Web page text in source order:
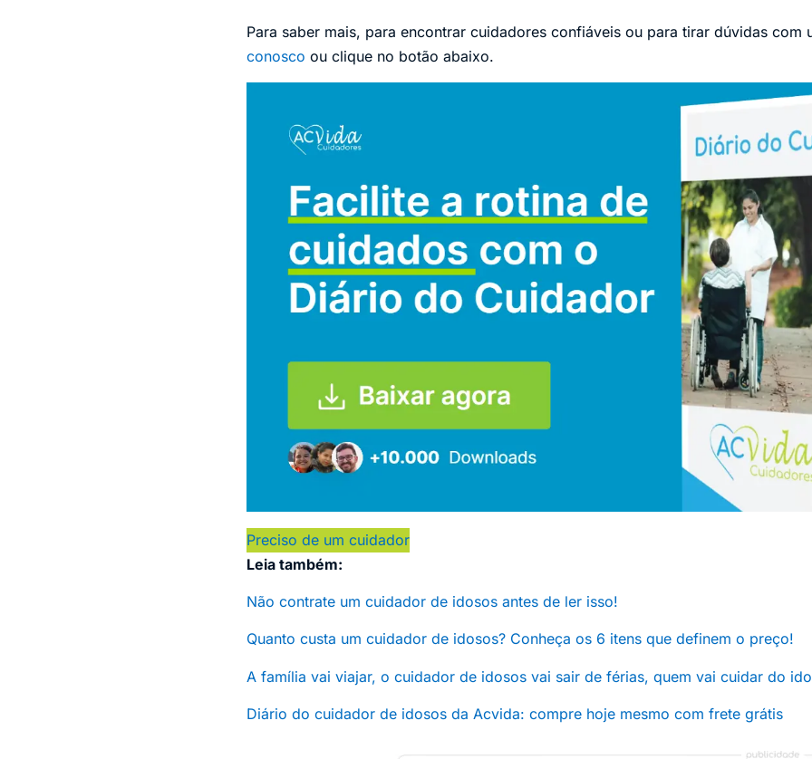
Para saber mais, para encontrar cuidadores confiáveis ou para tirar dúvidas com
conosco ou clique no botão abaixo.
Preciso de um cuidador
Leia também:
Não contrate um cuidador de idosos antes de ler isso!
Quanto custa um cuidador de idosos? Conheça os 6 itens que definem o preço!
A família vai viajar, o cuidador de idosos vai sair de férias, quem vai cuidar do
Diário do cuidador de idosos da Acvida: compre hoje mesmo com frete grátis